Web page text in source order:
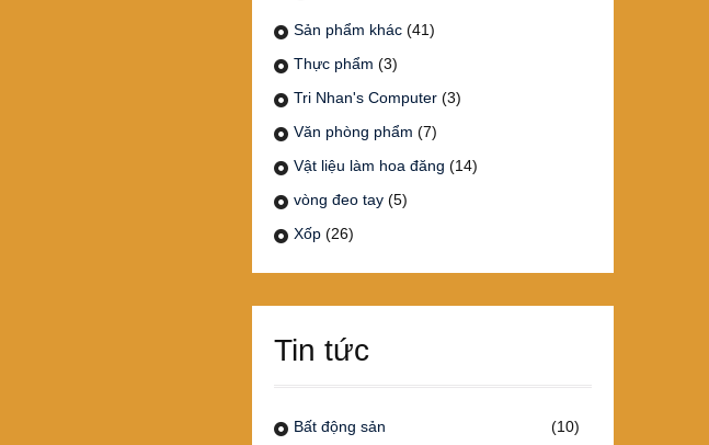
Sản phẩm khác (41)
Thực phẩm (3)
Tri Nhan's Computer (3)
Văn phòng phẩm (7)
Vật liệu làm hoa đăng (14)
vòng đeo tay (5)
Xốp (26)
Tin tức
Bất động sản
(10)